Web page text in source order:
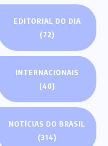
EDITORIAL DO DIA
(72)
INTERNACIONAIS
(40)
NOTÍCIAS DO BRASIL
(314)